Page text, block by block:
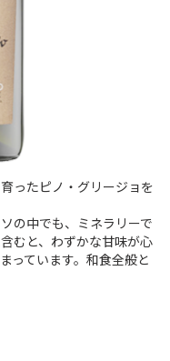
ったピノ・グリージョを
の中でも、ミネラリーで
むと、わずかな甘味が心
っています。和食全般と